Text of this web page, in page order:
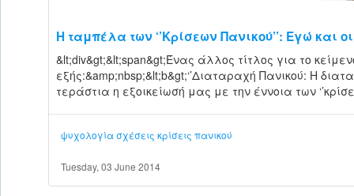
Η ταμπέλα των ‘’Κρίσεων Πανικού’’: Εγώ και
&lt;div&gt;&lt;span&gt;Ένας άλλος τίτλος για το
εξής:&amp;nbsp;&lt;b&gt;‘’Διαταραχή Πανικού: Η
τεράστια η εξοικείωσή μας με την έννοια των
ψυχολογίασχέσεις κρίσεις πανικού
Tuesday, 03 June 2014